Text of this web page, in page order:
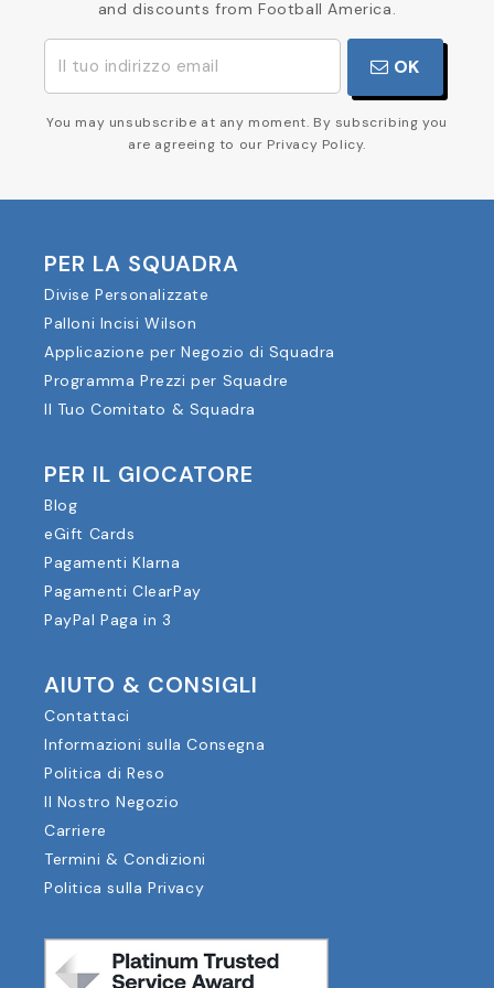
and discounts from Football America.
OK
You may unsubscribe at any moment. By subscribing you
are agreeing to our Privacy Policy.
PER LA SQUADRA
Divise Personalizzate
Palloni Incisi Wilson
Applicazione per Negozio di Squadra
Programma Prezzi per Squadre
Il Tuo Comitato & Squadra
PER IL GIOCATORE
Blog
eGift Cards
Pagamenti Klarna
Pagamenti ClearPay
PayPal Paga in 3
AIUTO & CONSIGLI
Contattaci
Informazioni sulla Consegna
Politica di Reso
Il Nostro Negozio
Carriere
Termini & Condizioni
Politica sulla Privacy